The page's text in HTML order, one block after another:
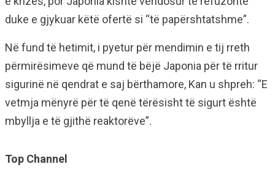
duke e gjykuar këtë ofertë si “të papërshtatshme”.
Në fund të hetimit, i pyetur për mendimin e tij rreth
përmirësimeve që mund të bëjë Japonia për të rritur
sigurinë në qendrat e saj bërthamore, Kan u shpreh: “E
vetmja mënyrë për të qenë tërësisht të sigurt është
mbyllja e të gjithë reaktorëve”.
Top Channel